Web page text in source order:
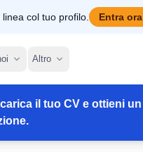
col tuo profilo. Entra ora
Altro
il tuo CV e ottieni un